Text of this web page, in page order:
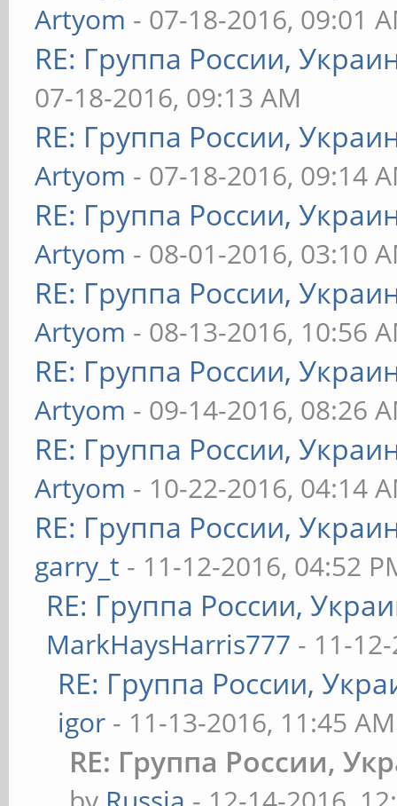
Artyom - 07-18-2016, 09:01
RE: Группа России,
07-18-2016, 09:13 AM
RE: Группа России,
Artyom - 07-18-2016, 09:14
RE: Группа России,
Artyom - 08-01-2016, 03:10
RE: Группа России,
Artyom - 08-13-2016, 10:56
RE: Группа России,
Artyom - 09-14-2016, 08:26
RE: Группа России,
Artyom - 10-22-2016, 04:14
RE: Группа России,
garry_t - 11-12-2016, 04:52
RE: Группа России,
MarkHaysHarris777 - 11-
RE: Группа России,
igor - 11-13-2016, 11:45 AM
RE: Группа России,